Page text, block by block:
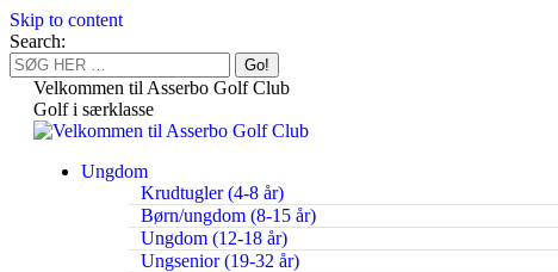
Skip to content
Search:
Velkommen til Asserbo Golf Club
Golf i særklasse
Ungdom
Krudtugler (4-8 år)
Børn/ungdom (8-15 år)
Ungdom (12-18 år)
Ungsenior (19-32 år)